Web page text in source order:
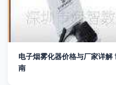
电子烟雾化器价格与厂家详
南